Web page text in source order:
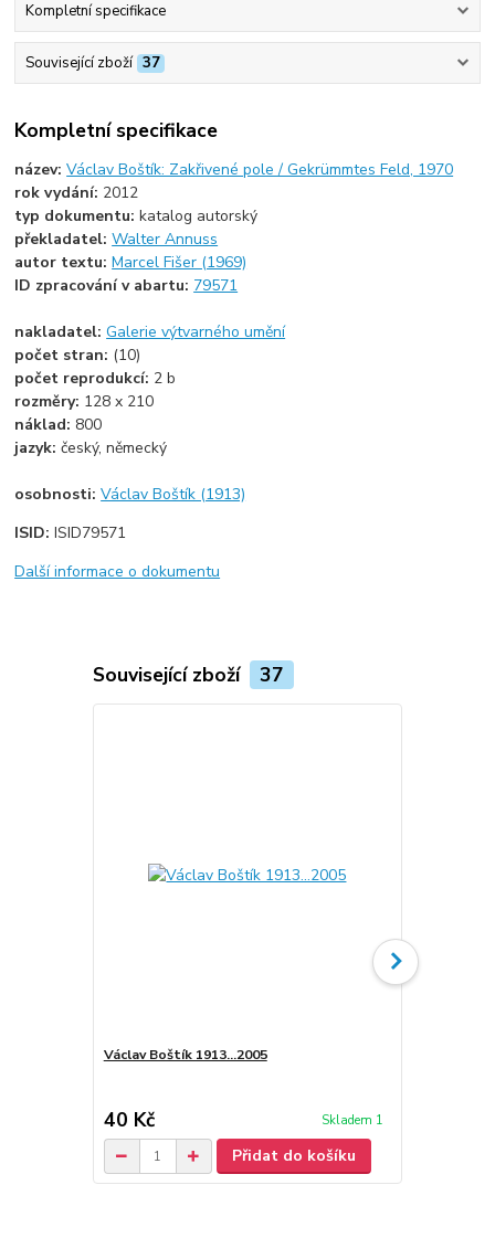
Kompletní specifikace
Související zboží 37
Kompletní specifikace
název:Václav Boštík: Zakřivené pole / Gekrümmtes Feld, 1970
rok vydání: 2012
typ dokumentu:katalog autorský
překladatel:Walter Annuss
autor textu:Marcel Fišer (1969)
ID zpracování v abartu: 79571
nakladatel:Galerie výtvarného umění
počet stran: (10)
počet reprodukcí: 2 b
rozměry: 128 x 210
náklad: 800
jazyk:český, německý
osobnosti:Václav Boštík (1913)
ISID:ISID79571
Další informace o dokumentu
Související zboží 37
Václav Boštík 1913...2005
40 Kč Skladem 1
Přidat do košíku